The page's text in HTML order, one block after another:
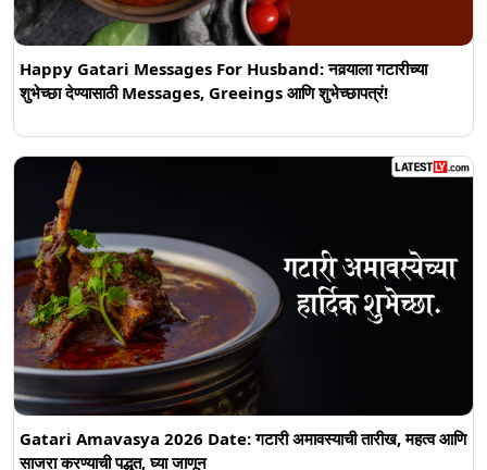
Happy Gatari Messages For Husband: नवर्‍याला गटारीच्या
शुभेच्छा देण्यासाठी Messages, Greeings आणि शुभेच्छापत्रं!
Gatari Amavasya 2026 Date: गटारी अमावस्याची तारीख, महत्व आणि
साजरा करण्याची पद्धत, घ्या जाणून